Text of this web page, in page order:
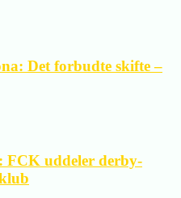
Det forbudte skifte –
FCK uddeler derby-